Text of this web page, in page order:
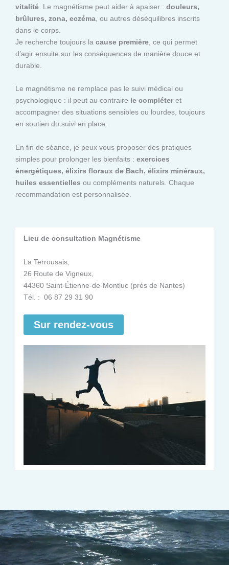
vitalité . Le magnétisme peut aider à apaiser : douleurs,
brûlures, zona, eczéma , ou autres déséquilibres inscrits
dans le corps.
Je recherche toujours la cause première , ce qui permet
d’agir ensuite sur les conséquences de manière douce et
durable.
Le magnétisme ne remplace pas le suivi médical ou
psychologique : il peut au contraire le compléteret
accompagner des situations sensibles ou lourdes, toujours
en soutien du suivi en place.
En fin de séance, je peux vous proposer des pratiques
simples pour prolonger les bienfaits : exercices
énergétiques, élixirs floraux de Bach, élixirs minéraux,
huiles essentielles ou compléments naturels. Chaque
recommandation est personnalisée.
Lieu de consultation Magnétisme
La Terrousais,
26 Route de Vigneux,
44360 Saint-Étienne-de-Montluc (près de Nantes)
Tél. : 06 87 29 31 90
Sur rendez-vous